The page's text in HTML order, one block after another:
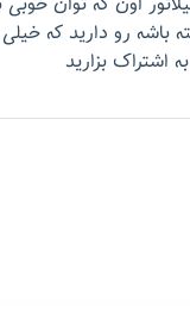
رو دارید که
اشتراک بزارید